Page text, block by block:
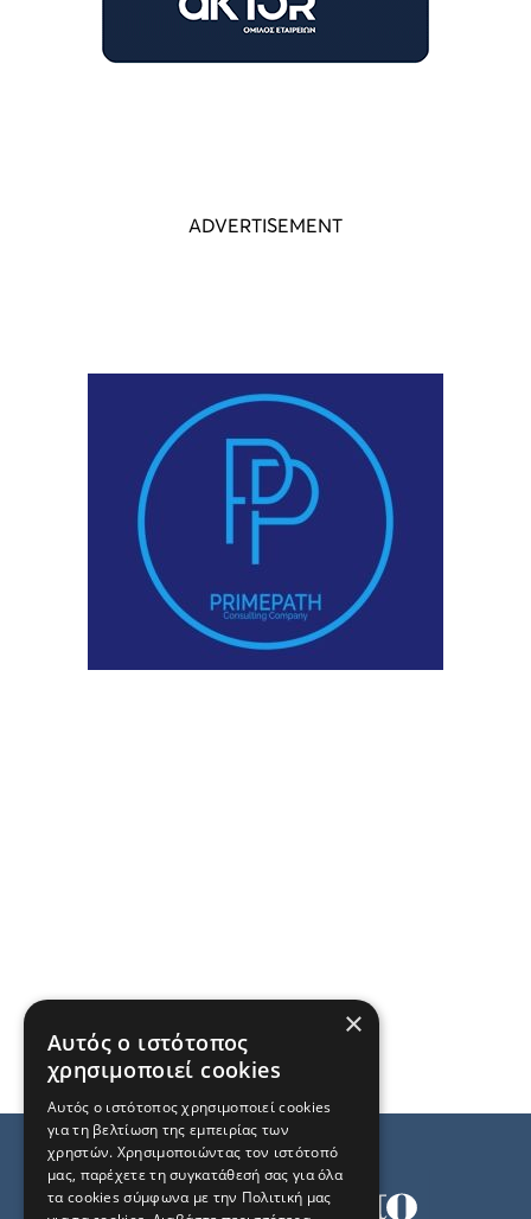
×
Αυτός ο ιστότοπος
χρησιμοποιεί cookies
Αυτός ο ιστότοπος χρησιμοποιεί cookies
για τη βελτίωση της εμπειρίας των
χρηστών. Χρησιμοποιώντας τον ιστότοπό
μας, παρέχετε τη συγκατάθεσή σας για όλα
τα cookies σύμφωνα με την Πολιτική μας